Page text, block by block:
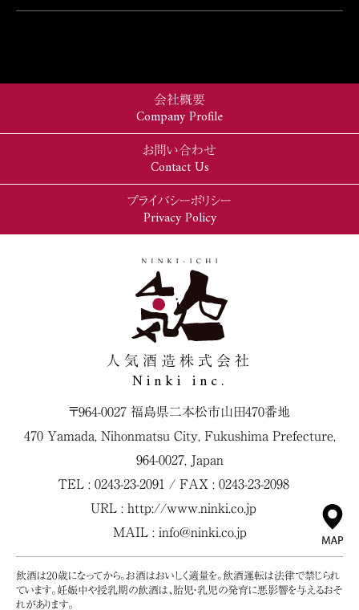
会社概要
Company Profile
お問い合わせ
Contact Us
プライバシーポリシー
Privacy Policy
人気酒造株式会社
Ninki inc.
〒964-0027 福島県二本松市山田470番地
470 Yamada, Nihonmatsu City, Fukushima Prefecture,
964-0027, Japan
TEL : 0243-23-2091 / FAX : 0243-23-2098
URL : http://www.ninki.co.jp
MAIL : info@ninki.co.jp
飲酒は20歳になってから。お酒はおいしく適量を。飲酒運転は法律で禁じられ
ています。妊娠中や授乳期の飲酒は、胎児・乳児の発育に悪影響を与えるおそ
れがあります。